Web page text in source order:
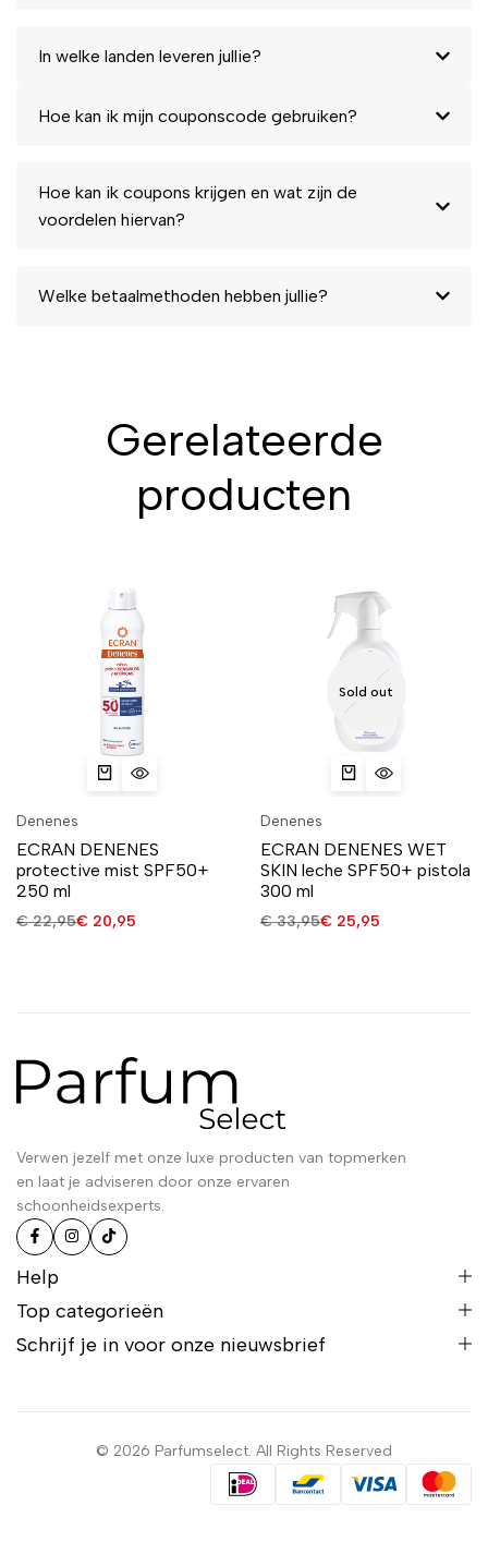
In welke landen leveren jullie?
Hoe kan ik mijn couponscode gebruiken?
Hoe kan ik coupons krijgen en wat zijn de
voordelen hiervan?
Welke betaalmethoden hebben jullie?
Gerelateerde
producten
Denenes
ECRAN DENENES
protective mist SPF50+
250 ml
€22,95€ 20,95
Sold out
Denenes
ECRAN DENENES WET
SKIN leche SPF50+ pistola
300 ml
€33,95€ 25,95
Verwen jezelf met onze luxe producten van topmerken
en laat je adviseren door onze ervaren
schoonheidsexperts.
Help
Top categorieën
Schrijf je in voor onze nieuwsbrief
© 2026 Parfumselect. All Rights Reserved